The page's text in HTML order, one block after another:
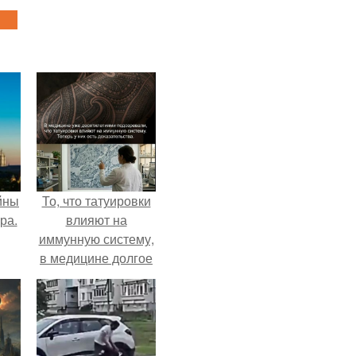
То, что татуировки
влияют на
иммунную систему,
в медицине долгое
время
рассматривалось
лишь как гипотеза.